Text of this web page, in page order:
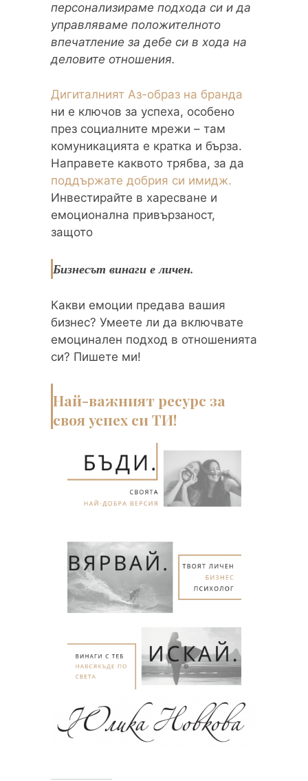
персонализираме подхода си и да
управляваме положителното
впечатление за дебе си в хода на
деловите отношения.
Дигиталният Аз-образ на бранда
ни е ключов за успеха, особено
през социалните мрежи – там
комуникацията е кратка и бърза.
Направете каквото трябва, за да
поддържате добрия си имидж.
Инвестирайте в харесване и
емоционална привързаност,
защото
Бизнесът винаги е личен.
Какви емоции предава вашия
бизнес? Умеете ли да включвате
емоцинален подход в отношенията
си? Пишете ми!
Най-важният ресурс за
своя успех си ТИ!